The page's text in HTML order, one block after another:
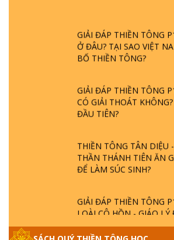
GIẢI ĐÁP THIỀN TÔNG
Ở ĐÂU? TẠI SAO VIỆT
BỐ THIỀN TÔNG?
GIẢI ĐÁP THIỀN TÔNG
CÓ GIẢI THOÁT
ĐẦU TIÊN?
THIỀN TÔNG TÂN DIỆU -
THẦN THÁNH TIÊN ĂN
ĐỂ LÀM SÚC SINH?
GIẢI ĐÁP THIỀN TÔNG
LOÀI CÔ HỒN - GIÁO LÝ